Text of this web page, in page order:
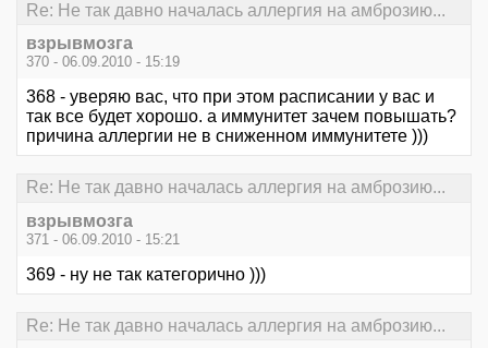
Re: Не так давно началась аллергия на амброзию...
взрывмозга
370 - 06.09.2010 - 15:19
368 - уверяю вас, что при этом расписании у вас и
так все будет хорошо. а иммунитет зачем повышать?
причина аллергии не в сниженном иммунитете )))
Re: Не так давно началась аллергия на амброзию...
взрывмозга
371 - 06.09.2010 - 15:21
369 - ну не так категорично )))
Re: Не так давно началась аллергия на амброзию...